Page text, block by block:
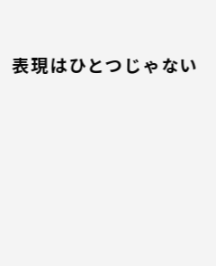
表現はひとつじゃない